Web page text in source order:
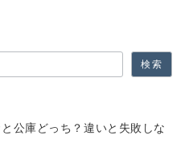
検索
公庫どっち？違いと失敗しな